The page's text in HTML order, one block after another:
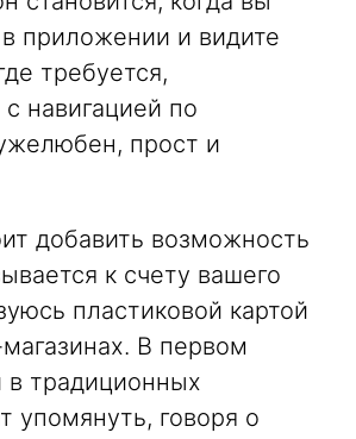
приложении и видите
требуется,
навигацией по
прост и
добавить возможность
к счету вашего
пластиковой картой
В первом
в традиционных
упомянуть, говоря о